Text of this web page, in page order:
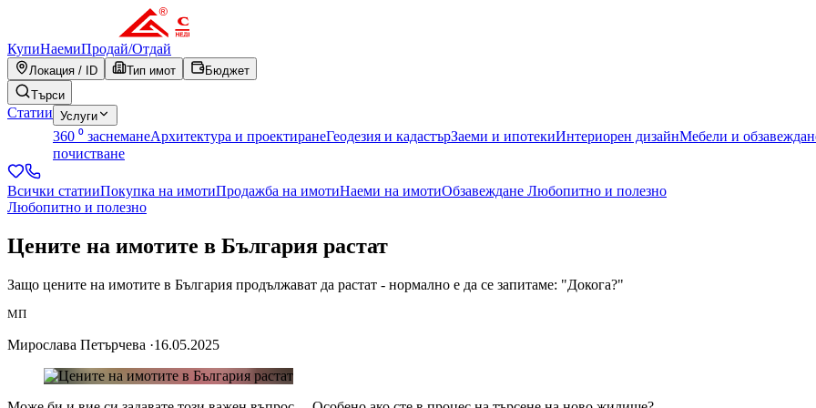
КупиНаемиПродай/Отдай
Локация / ID Тип имот
Бюджет
Търси
Статии Услуги
360 ⁰ заснеманеАрхитектура и проектиранеГеодезия и кадастърЗаеми и ипотекиИнтериорен дизайнМебели и
почистване
Всички статииПокупка на имотиПродажба на имотиНаеми на имотиОбзавеждане Любопитно и полезно
Любопитно и полезно
Цените на имотите в България растат
Защо цените на имотите в България продължават да растат - нормално е да се запитаме: "Докога?"
МП
Мирослава Петърчева ·16.05.2025